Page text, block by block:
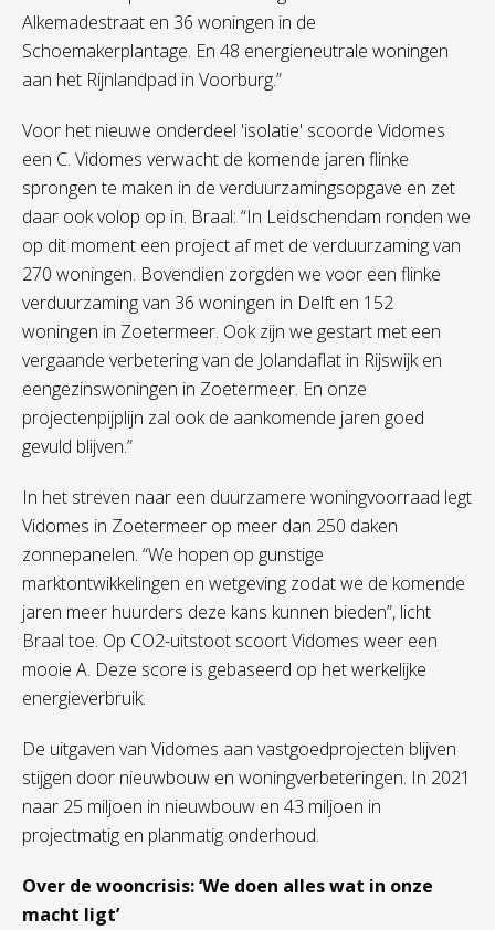
Alkemadestraat en 36 woningen in de
Schoemakerplantage. En 48 energieneutrale woningen
aan het Rijnlandpad in Voorburg.”
Voor het nieuwe onderdeel 'isolatie' scoorde Vidomes
een C. Vidomes verwacht de komende jaren flinke
sprongen te maken in de verduurzamingsopgave en zet
daar ook volop op in. Braal: “In Leidschendam ronden we
op dit moment een project af met de verduurzaming van
270 woningen. Bovendien zorgden we voor een flinke
verduurzaming van 36 woningen in Delft en 152
woningen in Zoetermeer. Ook zijn we gestart met een
vergaande verbetering van de Jolandaflat in Rijswijk en
eengezinswoningen in Zoetermeer. En onze
projectenpijplijn zal ook de aankomende jaren goed
gevuld blijven.”
In het streven naar een duurzamere woningvoorraad legt
Vidomes in Zoetermeer op meer dan 250 daken
zonnepanelen. “We hopen op gunstige
marktontwikkelingen en wetgeving zodat we de komende
jaren meer huurders deze kans kunnen bieden”, licht
Braal toe. Op CO2-uitstoot scoort Vidomes weer een
mooie A. Deze score is gebaseerd op het werkelijke
energieverbruik.
De uitgaven van Vidomes aan vastgoedprojecten blijven
stijgen door nieuwbouw en woningverbeteringen. In 2021
naar 25 miljoen in nieuwbouw en 43 miljoen in
projectmatig en planmatig onderhoud.
Over de wooncrisis: ‘We doen alles wat in onze
macht ligt’